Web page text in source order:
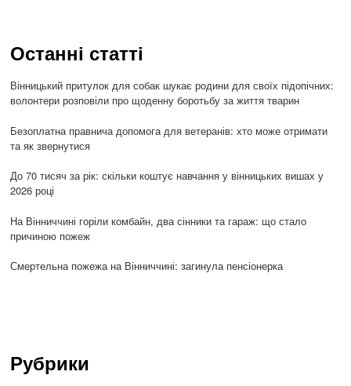
Останні статті
Вінницький притулок для собак шукає родини для своїх підопічних:
волонтери розповіли про щоденну боротьбу за життя тварин
Безоплатна правнича допомога для ветеранів: хто може отримати
та як звернутися
До 70 тисяч за рік: скільки коштує навчання у вінницьких вишах у
2026 році
На Вінниччині горіли комбайн, два сінники та гараж: що стало
причиною пожеж
Смертельна пожежа на Вінниччині: загинула пенсіонерка
Рубрики